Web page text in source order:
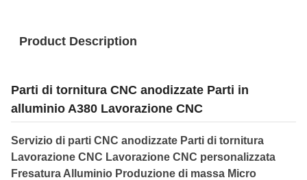
Product Description
Parti di tornitura CNC anodizzate Parti in
alluminio A380 Lavorazione CNC
Servizio di parti CNC anodizzate Parti di tornitura
Lavorazione CNC Lavorazione CNC personalizzata
Fresatura Alluminio Produzione di massa Micro